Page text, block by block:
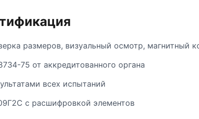
размеров, визуальный осмотр, магнитный
75 от аккредитованного органа
всех испытаний
с расшифровкой элементов